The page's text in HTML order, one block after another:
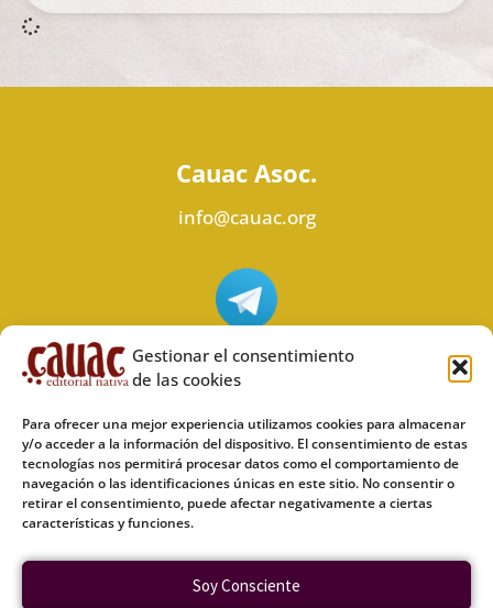
Gestionar el consentimiento
de las cookies
Para ofrecer una mejor experiencia utilizamos cookies para almacenar
y/o acceder a la información del dispositivo. El consentimiento de estas
tecnologías nos permitirá procesar datos como el comportamiento de
navegación o las identificaciones únicas en este sitio. No consentir o
retirar el consentimiento, puede afectar negativamente a ciertas
características y funciones.
Soy Consciente
Cauac Asoc.
info@cauac.org
Síguenos en Telegram
Síguenos en Odysee
Política de privacidad